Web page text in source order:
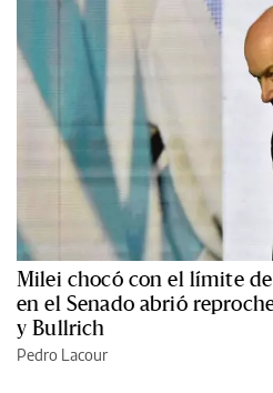
Milei chocó con el límite
en el Senado abrió
y Bullrich
Pedro Lacour